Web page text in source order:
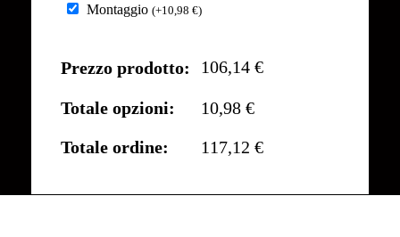
Montaggio (+10,98 €)
Prezzo prodotto: 106,14 €
Totale opzioni:
10,98 €
Totale ordine:
117,12 €